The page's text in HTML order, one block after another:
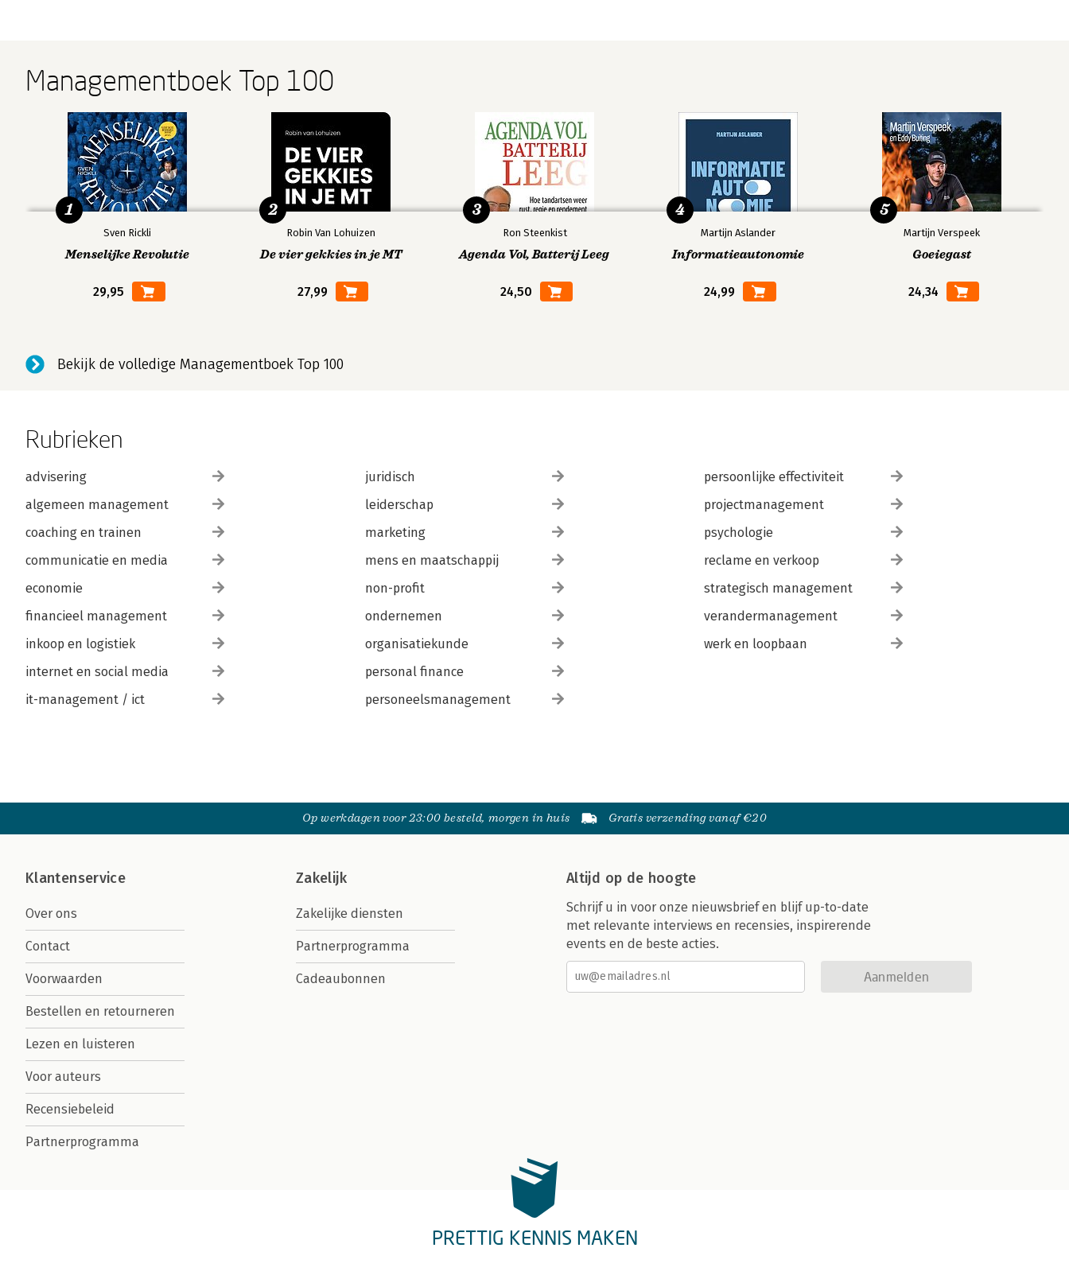
Managementboek Top 100
Sven Rickli
Menselijke Revolutie
29,95
1
Robin Van Lohuizen
De vier gekkies in je MT
27,99
2
Ron Steenkist
Agenda Vol, Batterij Leeg
24,50
3
Martijn Aslander
Informatieautonomie
24,99
4
Martijn Verspeek
Goeiegast
24,34
5
Bekijk de volledige Managementboek Top 100
Rubrieken
advisering
algemeen management
coaching en trainen
communicatie en media
economie
financieel management
inkoop en logistiek
internet en social media
it-management / ict
juridisch
leiderschap
marketing
mens en maatschappij
non-profit
ondernemen
organisatiekunde
personal finance
personeelsmanagement
persoonlijke effectiviteit
projectmanagement
psychologie
reclame en verkoop
strategisch management
verandermanagement
werk en loopbaan
Op werkdagen voor 23:00 besteld, morgen in huis Gratis verzending vanaf €20
Klantenservice
Over ons
Contact
Voorwaarden
Bestellen en retourneren
Lezen en luisteren
Voor auteurs
Recensiebeleid
Partnerprogramma
Zakelijk
Zakelijke diensten
Partnerprogramma
Cadeaubonnen
Altijd op de hoogte
Schrijf u in voor onze nieuwsbrief en blijf up-to-date
met relevante interviews en recensies, inspirerende
events en de beste acties.
Aanmelden
PRETTIG KENNIS MAKEN